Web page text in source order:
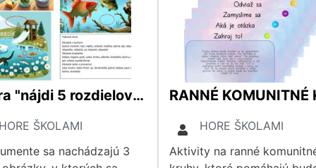
3x hra "nájdi 5 rozdielov" - obrázky na VYBRANÉ SLOVÁ
ŠKOLAMI
sa nachádzajú 3
HORE ŠKOLAMI
Aktivity na ranné